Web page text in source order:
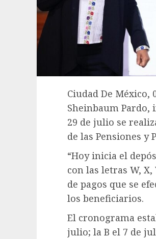
Ciudad De México,
Sheinbaum
29 de julio se
de las Pensiones y
“Hoy inicia el
con las letras W,
de pagos que se
los beneficiarios.
El cronograma
julio; la B el 7 de